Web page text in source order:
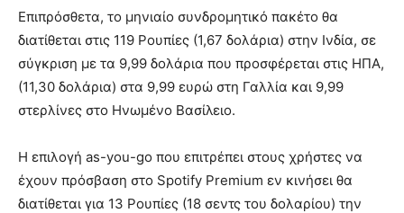
Επιπρόσθετα, το μηνιαίο συνδρομητικό πακέτο θα
διατίθεται στις 119 Ρουπίες (1,67 δολάρια) στην Ινδία, σε
σύγκριση με τα 9,99 δολάρια που προσφέρεται στις ΗΠΑ,
(11,30 δολάρια) στα 9,99 ευρώ στη Γαλλία και 9,99
στερλίνες στο Ηνωμένο Βασίλειο.
Η επιλογή as-you-go που επιτρέπει στους χρήστες να
έχουν πρόσβαση στο Spotify Premium εν κινήσει θα
διατίθεται για 13 Ρουπίες (18 σεντς του δολαρίου) την